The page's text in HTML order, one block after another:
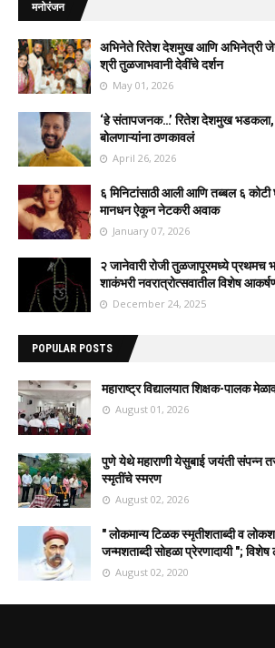
मनोरंजन
अभिनेते रितेश देशमुख आणि अभिनेत्री
श्री तुळजाभवानी देवींचे दर्शन
May 01, 2026
‘हे संतापजनक…’ रितेश देशमुख भडकला,
बोलणाऱ्यांना ठणकावलं
April 26, 2026
६ मिनिटांसाठी आली आणि तब्बल ६
मानधन ऐकून नेटकरी अवाक
January 07, 2026
२ जानेवारी रोजी तुळजापूरमध्ये
शाकंभरी नवरात्रोत्सवातील विशेष
December 24, 2025
POPULAR POSTS
महाराष्ट्र विद्यालयात शिक्षक-पालक
August 01, 2026
पुणे येथे महाराणी येसुबाई जयंती संपन्न
स्मृतींचे स्मरण
August 02, 2026
" लोकमान्य टिळक स्मृतीशताब्दी व
जन्मशताब्दी सोहळा प्रेरणादायी ";
August 02, 2020